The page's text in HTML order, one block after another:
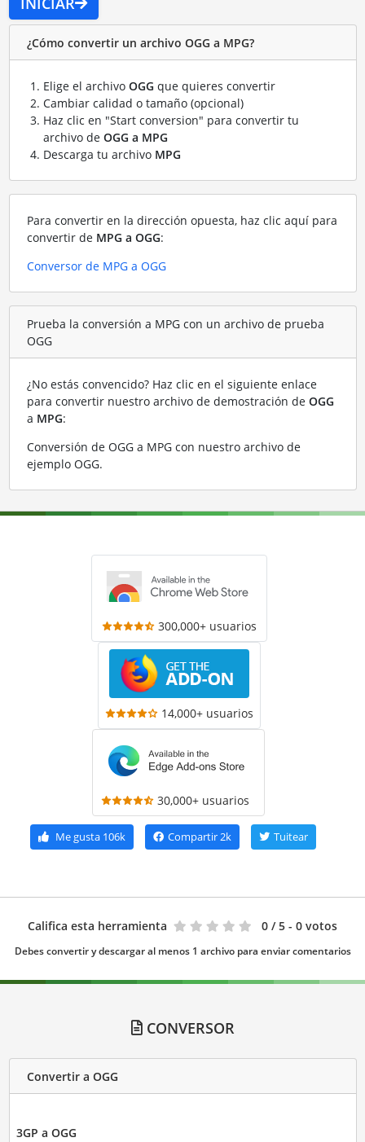
¿Cómo convertir un archivo OGG a MPG?
Elige el archivo OGG que quieres convertir
Cambiar calidad o tamaño (opcional)
Haz clic en "Start conversion" para convertir tu
archivo de OGG a MPG
Descarga tu archivo MPG
Para convertir en la dirección opuesta, haz clic aquí para
convertir de MPG a OGG:
Conversor de MPG a OGG
Prueba la conversión a MPG con un archivo de prueba
OGG
¿No estás convencido? Haz clic en el siguiente enlace
para convertir nuestro archivo de demostración de OGG
a MPG:
Conversión de OGG a MPG con nuestro archivo de
ejemplo OGG.
300,000+ usuarios
14,000+ usuarios
30,000+ usuarios
Me gusta106k Compartir2k Tuitear
Califica esta herramienta 0 / 5 - 0 votos
Debes convertir y descargar al menos 1 archivo para enviar comentarios
CONVERSOR
Convertir a OGG
3GP a OGG